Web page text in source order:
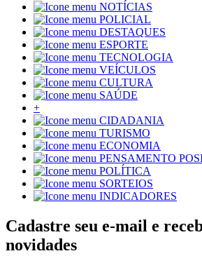
NOTÍCIAS
POLICIAL
DESTAQUES
ESPORTE
TECNOLOGIA
VEÍCULOS
CULTURA
SAÚDE
+
CIDADANIA
TURISMO
ECONOMIA
PENSAMENTO
POLÍTICA
SORTEIOS
INDICADORES
Cadastre seu e-mail e
novidades